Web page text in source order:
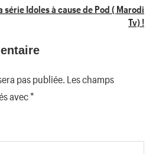
série Idoles à cause de Pod ( Marodi
Tv) !
pas publiée. Les champs
avec*